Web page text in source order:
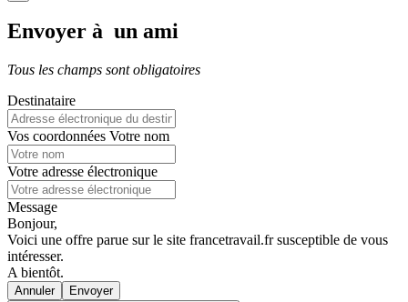
Envoyer à un ami
Tous les champs sont obligatoires
Destinataire
Vos coordonnées Votre nom
Votre adresse électronique
Message
Bonjour,
Voici une offre parue sur le site francetravail.fr susceptible de vous
intéresser.
A bientôt.
Annuler